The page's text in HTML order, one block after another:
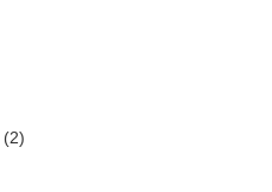
(2)